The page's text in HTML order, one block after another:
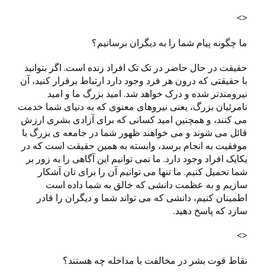
<>
ما چگونه پیام شما را به دیگران برسانیم؟
حقیقت در حال حاضر در تک تک افراد زنده است. اگر بتوانید
با حقیقتی که درون هر فرد وجود دارد ارتباط برقرار کنید، آن
نیرومندتر شده و درک خواهد شد. امید بزرگ ما و امید
نامرئیان بزرگ، یعنی نیروهای معنوی که به دنیای شما خدمت
می کنند، و همچنین امید کسانی که برای آزادی بشری ارزش
قائل می شوند و می خواهند ظهور شما در جامعه ی بزرگ با
موفقیت به انجام برسد، وابسته به همین حقیقت است که در
یکایک افراد وجود دارد. ما نمی توانیم این آگاهی را به زور بر
شما تحمیل کنیم. ما تنها می توانیم آن را برای تان آشکار
سازیم و به عظمت دانشی که خالق به شما داده است
اطمینان کنیم، دانشی که می تواند شما و دیگران را قادر
سازد که پاسخ دهید.
<>
نقاط قوت بشر در مخالفت با مداخله چه هستند؟